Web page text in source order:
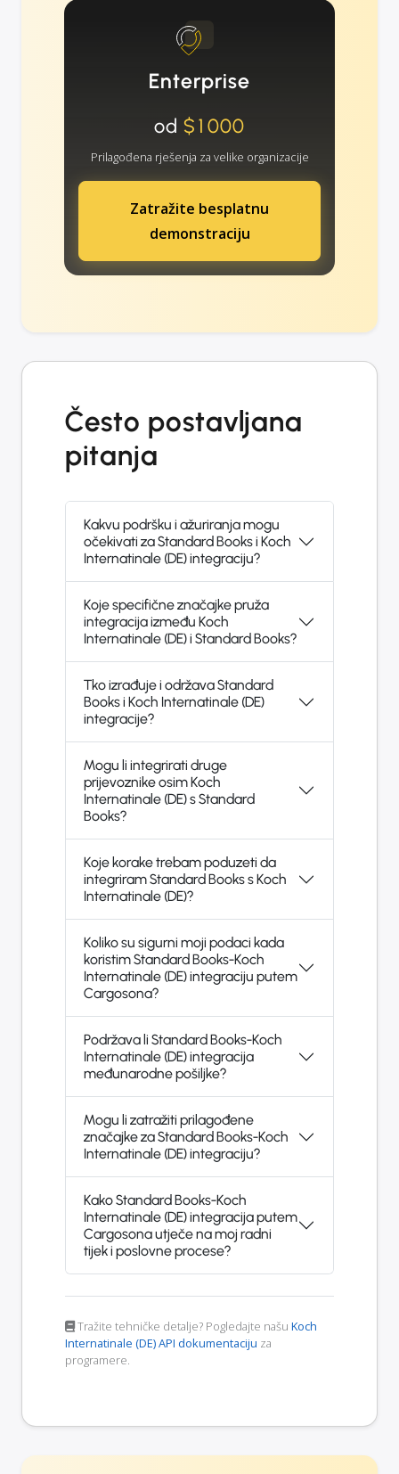
Enterprise
od $1000
Prilagođena rješenja za velike organizacije
Zatražite besplatnu
demonstraciju
Često postavljana
pitanja
Kakvu podršku i ažuriranja mogu
očekivati za Standard Books i Koch
Internatinale (DE) integraciju?
Koje specifične značajke pruža
integracija između Koch
Internatinale (DE) i Standard Books?
Tko izrađuje i održava Standard
Books i Koch Internatinale (DE)
integracije?
Mogu li integrirati druge
prijevoznike osim Koch
Internatinale (DE) s Standard
Books?
Koje korake trebam poduzeti da
integriram Standard Books s Koch
Internatinale (DE)?
Koliko su sigurni moji podaci kada
koristim Standard Books-Koch
Internatinale (DE) integraciju putem
Cargosona?
Podržava li Standard Books-Koch
Internatinale (DE) integracija
međunarodne pošiljke?
Mogu li zatražiti prilagođene
značajke za Standard Books-Koch
Internatinale (DE) integraciju?
Kako Standard Books-Koch
Internatinale (DE) integracija putem
Cargosona utječe na moj radni
tijek i poslovne procese?
Tražite tehničke detalje? Pogledajte našu Koch
Internatinale (DE) API dokumentaciju za
programere.